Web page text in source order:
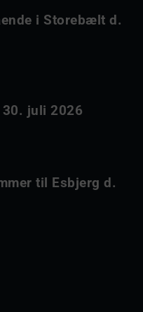
i Storebælt d.
30. juli 2026
til Esbjerg d.